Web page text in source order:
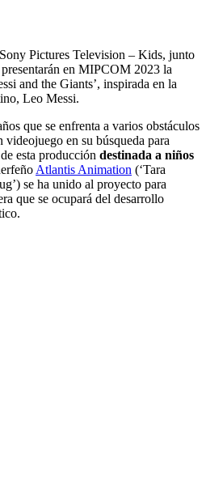
Pictures Television – Kids, junto
en MIPCOM 2023 la
and the Giants’, inspirada en la
Leo Messi.
que se enfrenta a varios obstáculos
en su búsqueda para
esta producción destinada a niños
Atlantis Animation (‘Tara
se ha unido al proyecto para
que se ocupará del desarrollo